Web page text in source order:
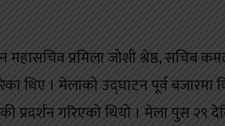
महासचिव प्रमिला जोशी श्रेष्ठ, सचिब
थिए । मेलाको उद्घाटन पूर्व बजारमा
गरिएको थियो । मेला पुस २९